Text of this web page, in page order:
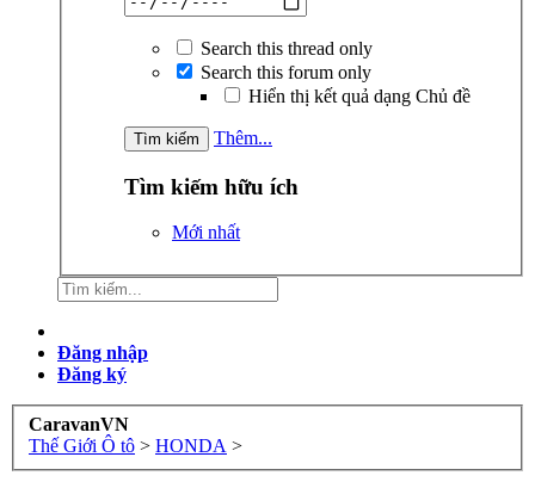
Search this thread only
Search this forum only
Hiển thị kết quả dạng Chủ đề
Thêm...
Tìm kiếm hữu ích
Mới nhất
Đăng nhập
Đăng ký
CaravanVN
Thế Giới Ô tô > HONDA >